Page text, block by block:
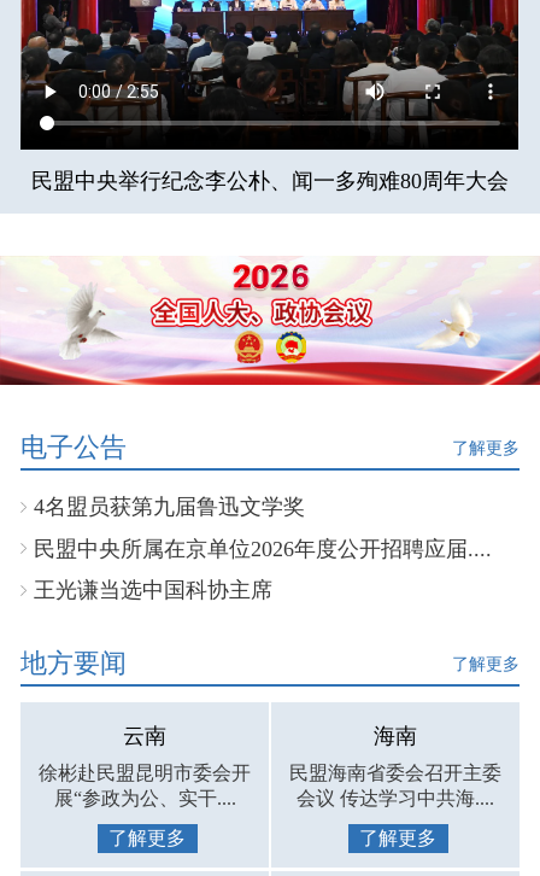
民盟中央举行纪念李公朴、闻一多殉难80周年大会
电子公告 了解更多
4名盟员获第九届鲁迅文学奖
民盟中央所属在京单位2026年度公开招聘应届....
王光谦当选中国科协主席
地方要闻 了解更多
云南
徐彬赴民盟昆明市委会开
展“参政为公、实干....
了解更多
海南
民盟海南省委会召开主委
会议 传达学习中共海....
了解更多